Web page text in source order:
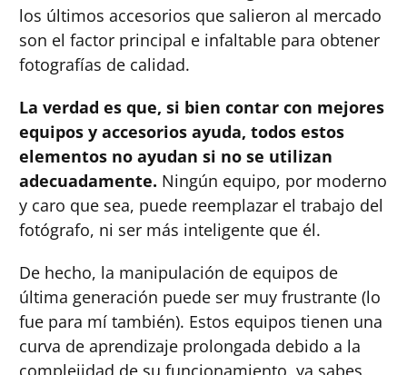
los últimos accesorios que salieron al mercado
son el factor principal e infaltable para obtener
fotografías de calidad.
La verdad es que, si bien contar con mejores
equipos y accesorios ayuda, todos estos
elementos no ayudan si no se utilizan
adecuadamente. Ningún equipo, por moderno
y caro que sea, puede reemplazar el trabajo del
fotógrafo, ni ser más inteligente que él.
De hecho, la manipulación de equipos de
última generación puede ser muy frustrante (lo
fue para mí también). Estos equipos tienen una
curva de aprendizaje prolongada debido a la
complejidad de su funcionamiento, ya sabes,